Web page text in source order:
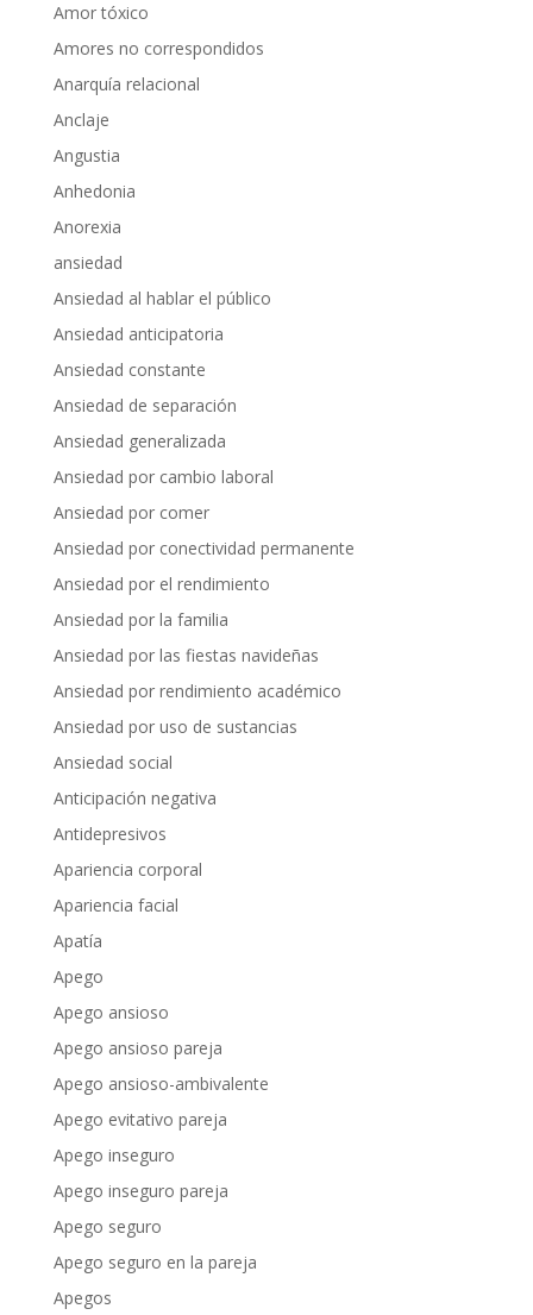
Amor tóxico
Amores no correspondidos
Anarquía relacional
Anclaje
Angustia
Anhedonia
Anorexia
ansiedad
Ansiedad al hablar el público
Ansiedad anticipatoria
Ansiedad constante
Ansiedad de separación
Ansiedad generalizada
Ansiedad por cambio laboral
Ansiedad por comer
Ansiedad por conectividad permanente
Ansiedad por el rendimiento
Ansiedad por la familia
Ansiedad por las fiestas navideñas
Ansiedad por rendimiento académico
Ansiedad por uso de sustancias
Ansiedad social
Anticipación negativa
Antidepresivos
Apariencia corporal
Apariencia facial
Apatía
Apego
Apego ansioso
Apego ansioso pareja
Apego ansioso-ambivalente
Apego evitativo pareja
Apego inseguro
Apego inseguro pareja
Apego seguro
Apego seguro en la pareja
Apegos